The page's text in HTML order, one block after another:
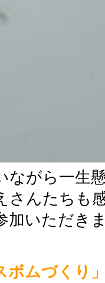
ながら一生
さんたちも
加いただき
ボムづくり